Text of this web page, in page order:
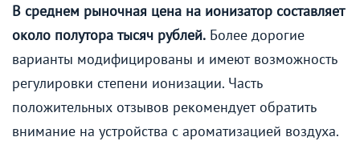
В среднем рыночная цена на ионизатор составляет
около полутора тысяч рублей. Более дорогие
варианты модифицированы и имеют возможность
регулировки степени ионизации. Часть
положительных отзывов рекомендует обратить
внимание на устройства с ароматизацией воздуха.